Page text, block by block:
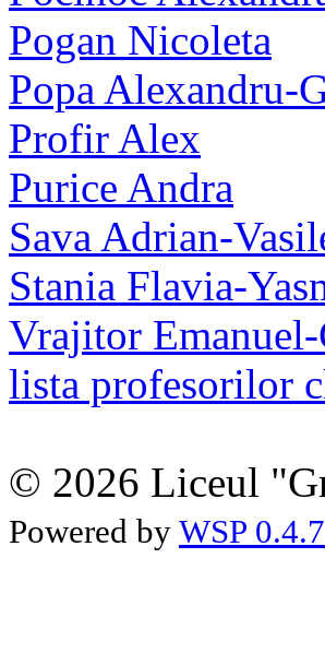
Pogan Nicoleta
Popa Alexandru-
Profir Alex
Purice Andra
Sava Adrian-
Stania Flavia-
Vrajitor
lista profesorilor
© 2026 Liceul
Powered by WSP 0.4.7